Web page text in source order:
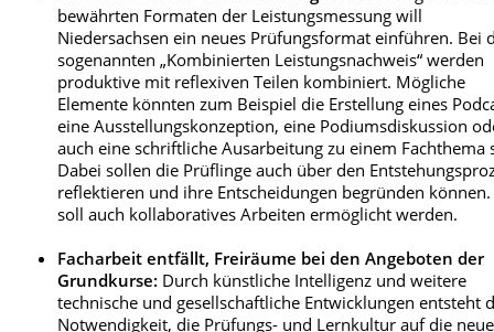
bewährten Formaten der Leistungsmessung will
Niedersachsen ein neues Prüfungsformat einführen. Bei
sogenannten „Kombinierten Leistungsnachweis“ werden
produktive mit reflexiven Teilen kombiniert. Mögliche
Elemente könnten zum Beispiel die Erstellung eines
eine Ausstellungskonzeption, eine Podiumsdiskussion
auch eine schriftliche Ausarbeitung zu einem Fachthema
Dabei sollen die Prüflinge auch über den
reflektieren und ihre Entscheidungen begründen
soll auch kollaboratives Arbeiten ermöglicht werden.
Facharbeit entfällt, Freiräume bei den Angeboten der
Grundkurse: Durch künstliche Intelligenz und weitere
technische und gesellschaftliche Entwicklungen entsteht
Notwendigkeit, die Prüfungs- und Lernkultur auf die